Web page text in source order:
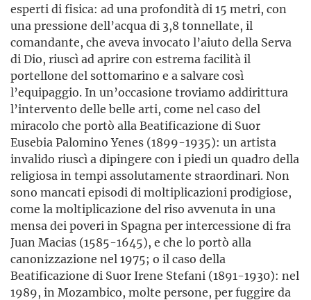
esperti di fisica: ad una profondità di 15 metri, con
una pressione dell’acqua di 3,8 tonnellate, il
comandante, che aveva invocato l’aiuto della Serva
di Dio, riuscì ad aprire con estrema facilità il
portellone del sottomarino e a salvare così
l’equipaggio. In un’occasione troviamo addirittura
l’intervento delle belle arti, come nel caso del
miracolo che portò alla Beatificazione di Suor
Eusebia Palomino Yenes (1899-1935): un artista
invalido riuscì a dipingere con i piedi un quadro della
religiosa in tempi assolutamente straordinari. Non
sono mancati episodi di moltiplicazioni prodigiose,
come la moltiplicazione del riso avvenuta in una
mensa dei poveri in Spagna per intercessione di fra
Juan Macias (1585-1645), e che lo portò alla
canonizzazione nel 1975; o il caso della
Beatificazione di Suor Irene Stefani (1891-1930): nel
1989, in Mozambico, molte persone, per fuggire da